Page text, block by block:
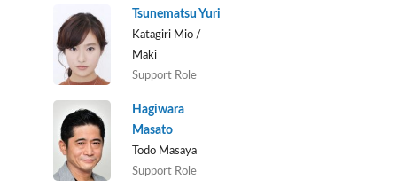
Tsunematsu Yuri
Katagiri Mio /
Maki
Support Role
Hagiwara
Masato
Todo Masaya
Support Role